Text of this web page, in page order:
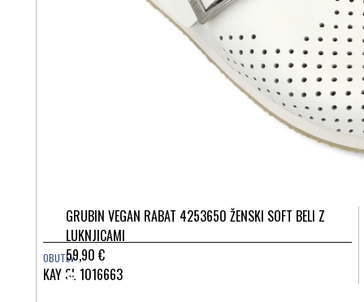
GRUBIN VEGAN RABAT 4253650 ŽENSKI SOFT BELI Z
LUKNJICAMI
59,90 €
OBUTEV
KAY SL 1016663